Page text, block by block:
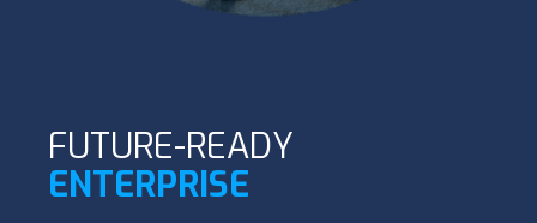
FUTURE-READY
ENTERPRISE